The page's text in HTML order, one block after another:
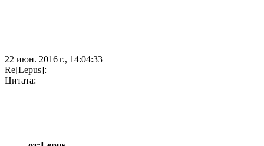
22 июн. 2016 г., 14:04:33
Re[Lepus]:
Цитата: